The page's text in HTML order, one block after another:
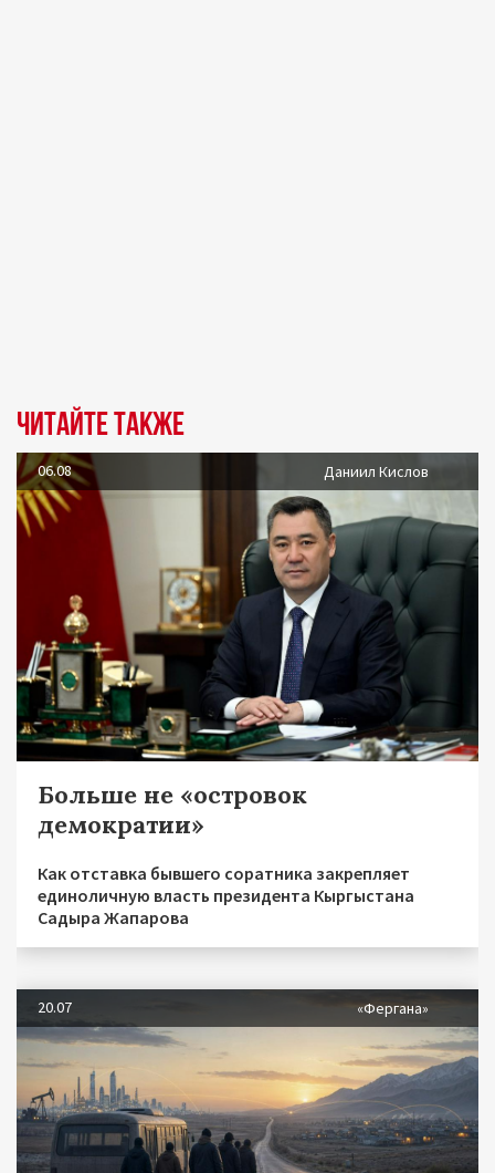
Читайте также
06.08 Даниил Кислов
Больше не «островок
демократии»
Как отставка бывшего соратника закрепляет
единоличную власть президента Кыргыстана
Садыра Жапарова
20.07 «Фергана»